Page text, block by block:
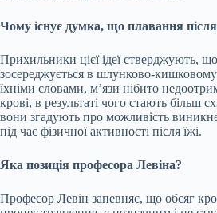
Чому існує думка, що плавання після
Прихильники цієї ідеї стверджують,
зосереджується в шлунково-
їхніми словами, м’язи нібито
крові, в результаті чого стають більш
вони згадують про можливість
під час фізичної активності після їжі.
Яка позиція професора Левіна?
Професор Левін запевняє, що обсяг